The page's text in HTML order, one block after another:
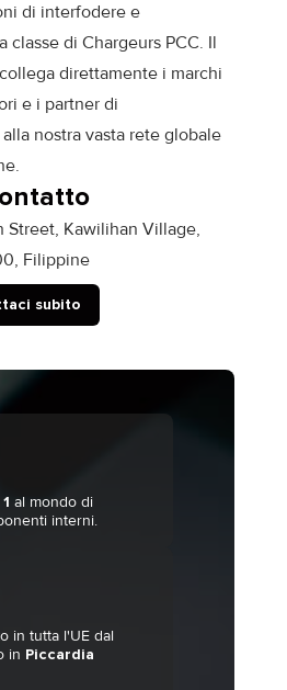
di interfodere e
di Chargeurs PCC. Il
direttamente i marchi
e i partner di
nostra vasta rete globale
Street, Kawilihan Village,
Filippine
subito
al mondo di
interni.
in tutta l'UE dal
in Piccardia